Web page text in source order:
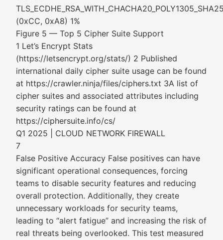
(0xCC, 0xA8) 1%
Figure 5 — Top 5 Cipher Suite Support
1 Let’s Encrypt Stats
(https://letsencrypt.org/stats/) 2 Published
international daily cipher suite usage can be found
at https://crawler.ninja/files/ciphers.txt 3A list of
cipher suites and associated attributes including
security ratings can be found at
https://ciphersuite.info/cs/
Q1 2025 | CLOUD NETWORK FIREWALL
7
False Positive Accuracy False positives can have
significant operational consequences, forcing
teams to disable security features and reducing
overall protection. Additionally, they create
unnecessary workloads for security teams,
leading to “alert fatigue” and increasing the risk of
real threats being overlooked. This test measured